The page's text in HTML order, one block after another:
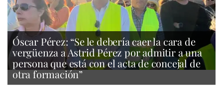
Óscar Pérez: “Se le debería caer la cara de
vergüenza a Astrid Pérez por admitir a una
persona que está con el acta de concejal de
otra formación”